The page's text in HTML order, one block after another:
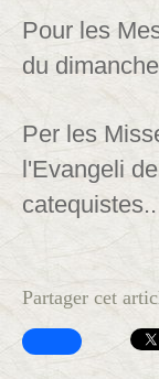
Pour les
du
Per les
l'Evangeli
Partager cet